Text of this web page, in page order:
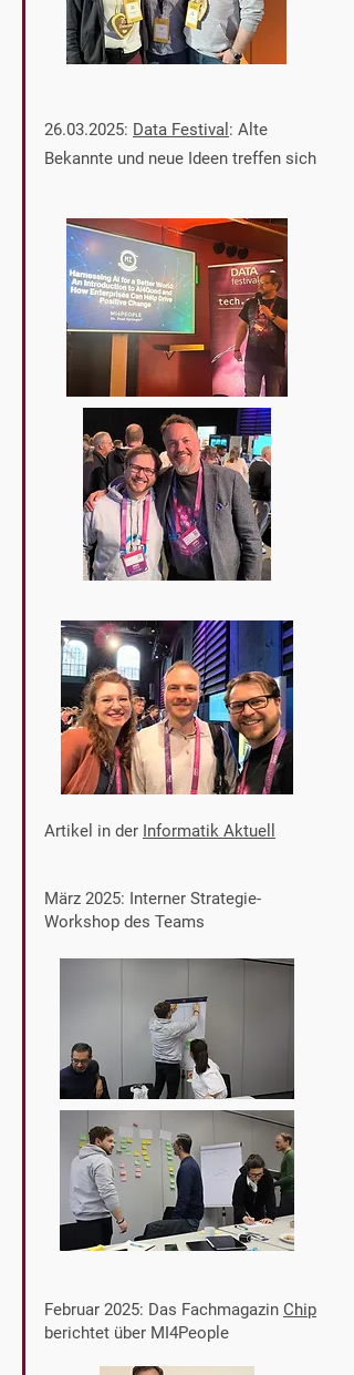
26.03.2025: Data Festival : Alte
Bekannte und neue Ideen treffen sich
Artikel in der Informatik Aktuell
März 2025: Interner Strategie-
Workshop des Teams
Februar 2025: Das Fachmagazin Chip
berichtet über MI4People